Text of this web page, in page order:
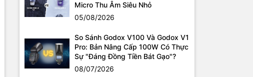
Micro Thu Âm Siêu Nhỏ
05/08/2026
So Sánh Godox V100 Và Godox V1
Pro: Bản Nâng Cấp 100W Có Thực
Sự "Đáng Đồng Tiền Bát Gạo"?
08/07/2026